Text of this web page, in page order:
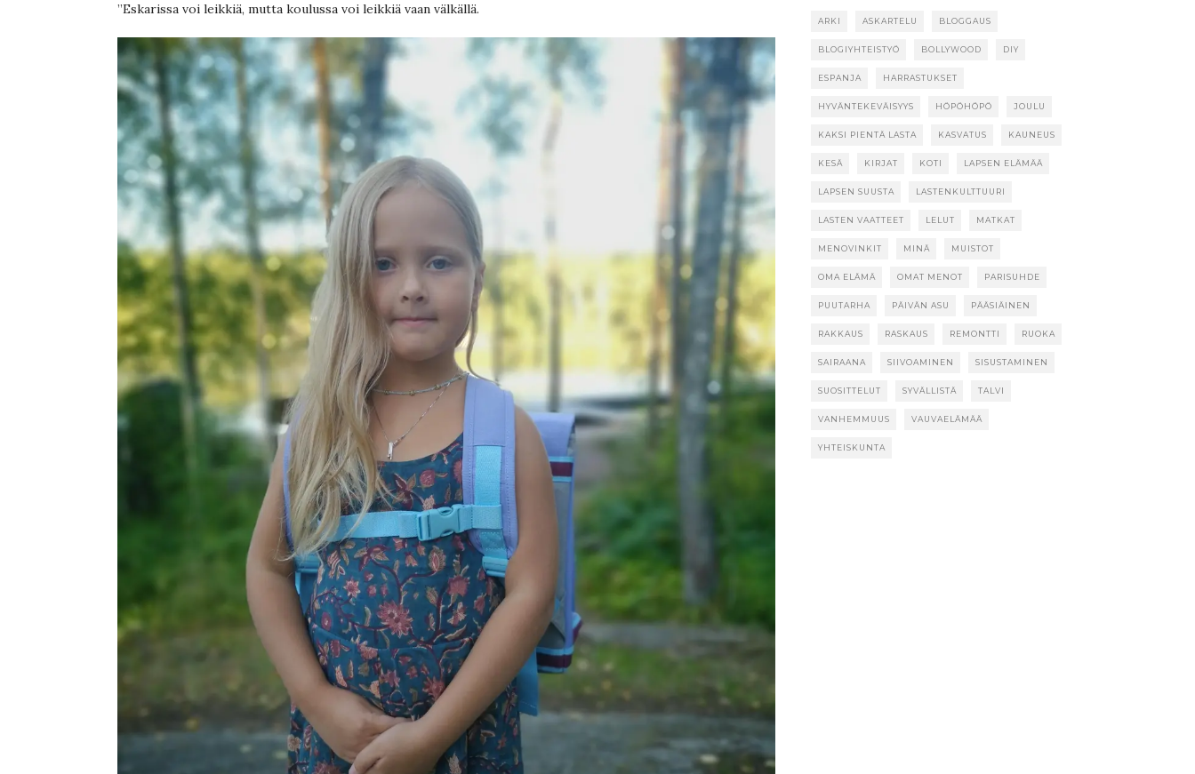
”Eskarissa voi leikkiä, mutta koulussa voi leikkiä vaan välkällä.
ARKI ASKARTELU BLOGGAUS
BLOGIYHTEISTYÖ BOLLYWOOD DIY
ESPANJA HARRASTUKSET
HYVÄNTEKEVÄISYYS HÖPÖHÖPÖ JOULU
KAKSI PIENTÄ LASTA KASVATUS KAUNEUS
KESÄ KIRJAT KOTI LAPSEN ELÄMÄÄ
LAPSEN SUUSTA LASTENKULTTUURI
LASTEN VAATTEET LELUT MATKAT
MENOVINKIT MINÄ MUISTOT
OMA ELÄMÄ OMAT MENOT PARISUHDE
PUUTARHA PÄIVÄN ASU PÄÄSIÄINEN
RAKKAUS RASKAUS REMONTTI RUOKA
SAIRAANA SIIVOAMINEN SISUSTAMINEN
SUOSITTELUT SYVÄLLISTÄ TALVI
VANHEMMUUS VAUVAELÄMÄÄ
YHTEISKUNTA